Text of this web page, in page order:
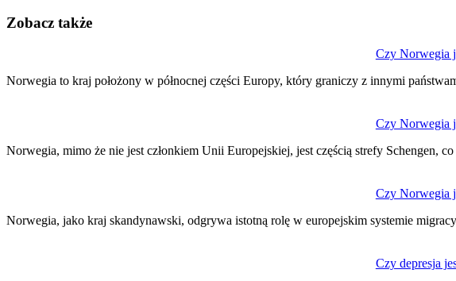
Zobacz także
Czy Norwegia
Norwegia to kraj położony w północnej części Europy, który graniczy z innymi
Czy Norwegia
Norwegia, mimo że nie jest członkiem Unii Europejskiej, jest częścią strefy Schengen,
Czy Norwegia
Norwegia, jako kraj skandynawski, odgrywa istotną rolę w europejskim systemie
Czy depresja
wpisu